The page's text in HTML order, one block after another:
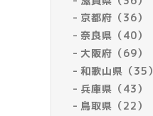
京都府（36）
奈良県（40）
大阪府（69）
和歌山県（35）
兵庫県（43）
鳥取県（22）